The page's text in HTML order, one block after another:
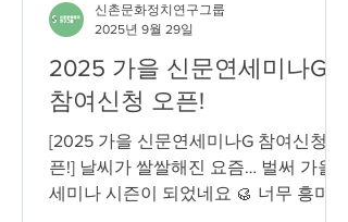
2025 가을 신문연세미나G
참여신청 오픈!
[2025 가을 신문연세미나G 참여신청 오
픈!] 날씨가 쌀쌀해진 요즘… 벌써 가을
세미나 시즌이 되었네요 🥮 너무 흥미로
신촌문화정치연구그룹
2025년 9월 29일